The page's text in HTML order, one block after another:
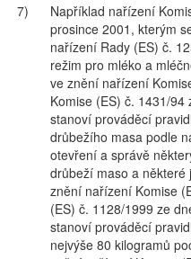
7)
Například nařízení
prosince 2001, kterým
nařízení Rady (ES) č.
režim pro mléko a
ve znění nařízení
Komise (ES) č. 1431/
stanoví prováděcí
drůbežího masa podle
otevření a správě
drůbeží maso a některé
znění nařízení Komise
(ES) č. 1128/1999 ze
stanoví prováděcí
nejvýše 80 kilogramů